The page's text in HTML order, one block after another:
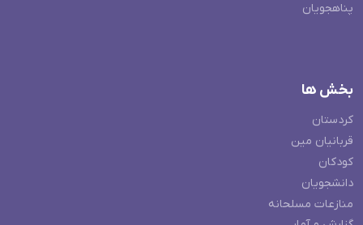
پناهجویان
بخش ها
کردستان
قربانیان مین
کودکان
دانشجویان
منازعات مسلحانه